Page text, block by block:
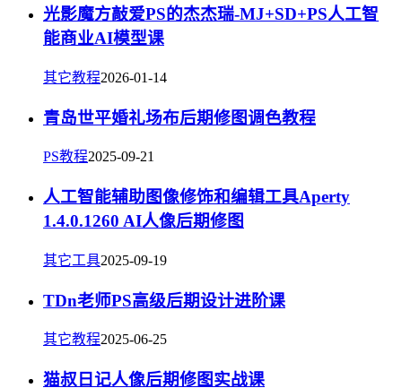
光影魔方敲爱PS的杰杰瑞-MJ+SD+PS人工智
能商业AI模型课
其它教程2026-01-14
青岛世平婚礼场布后期修图调色教程
PS教程2025-09-21
人工智能辅助图像修饰和编辑工具Aperty
1.4.0.1260 AI人像后期修图
其它工具2025-09-19
TDn老师PS高级后期设计进阶课
其它教程2025-06-25
猫叔日记人像后期修图实战课